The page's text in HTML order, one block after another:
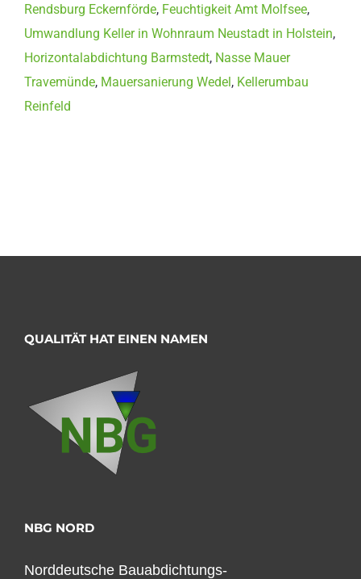
Rendsburg Eckernförde, Feuchtigkeit Amt Molfsee,
Umwandlung Keller in Wohnraum Neustadt in Holstein,
Horizontalabdichtung Barmstedt, Nasse Mauer
Travemünde, Mauersanierung Wedel, Kellerumbau
Reinfeld
QUALITÄT HAT EINEN NAMEN
NBG NORD
Norddeutsche Bauabdichtungs-